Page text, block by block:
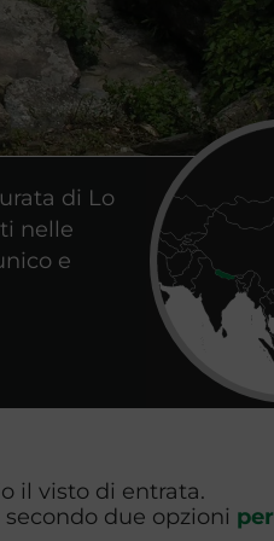
di Lo
nelle
e
il visto di entrata.
secondo due opzioni